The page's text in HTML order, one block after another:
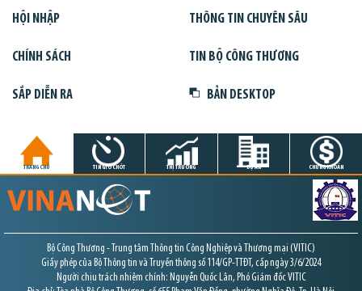
HỘI NHẬP THÔNG TIN CHUYÊN SÂU
CHÍNH SÁCH TIN BỘ CÔNG THƯƠNG
SẮP DIỄN RA BẢN DESKTOP
TRANG CHỦ TIN GIỜ CHÓT THỊ TRƯỜNG DỰ ÁN CHỨNG KHOÁN
Bộ Công Thương - Trung tâm Thông tin Công Nghiệp và Thương mại (VITIC)
Giấy phép của Bộ Thông tin và Truyền thông số 114/GP-TTĐT, cấp ngày 3/6/2024
Người chịu trách nhiệm chính: Nguyễn Quốc Lân, Phó Giám đốc VITIC